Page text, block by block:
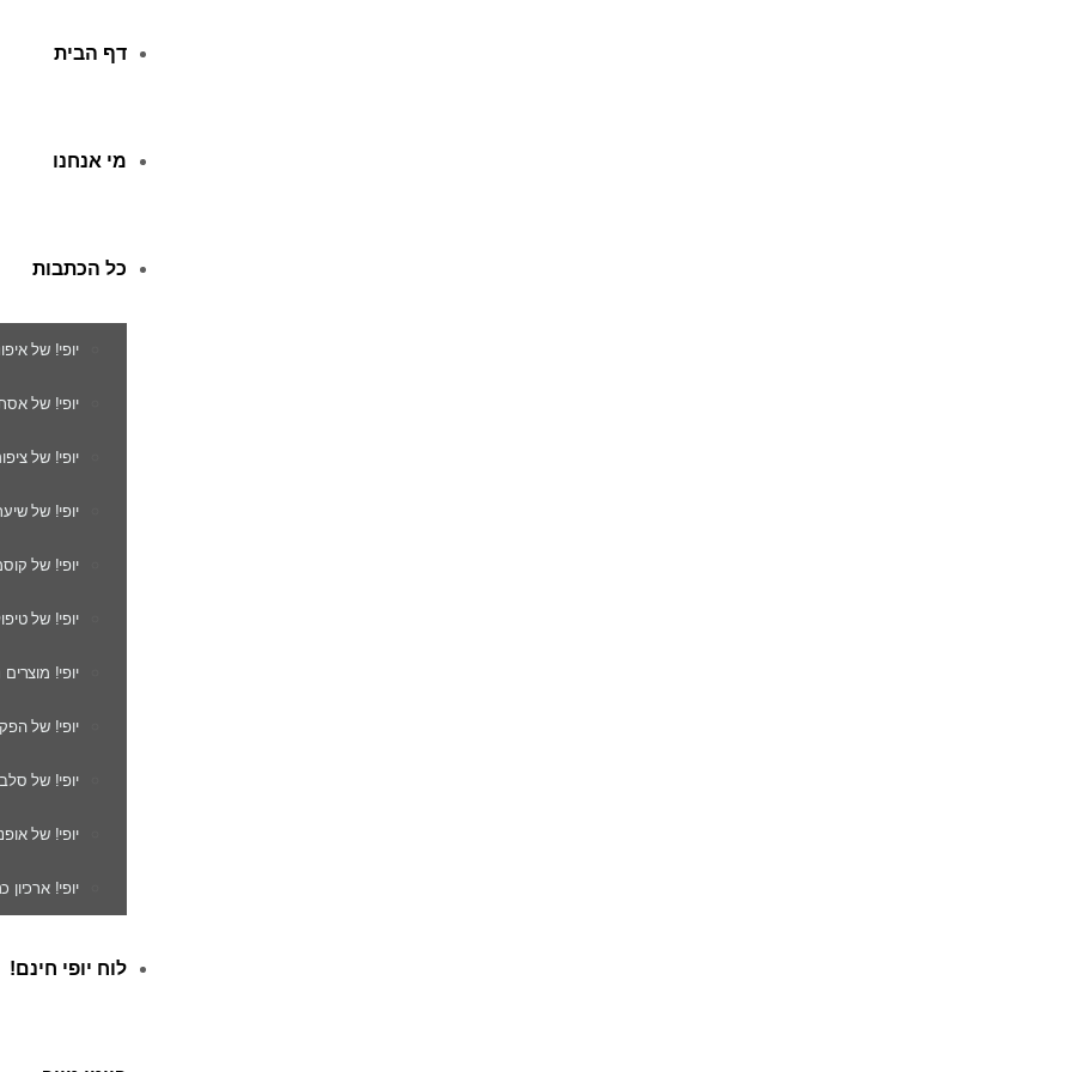
דף הבית
מי אנחנו
כל הכתבות
יופי! של
יופי! של
יופי! של
יופי! של
יופי! של
יופי! של
יופי!
יופי! של
יופי! של
יופי! של
יופי! ארכיון
לוח יופי חינם!